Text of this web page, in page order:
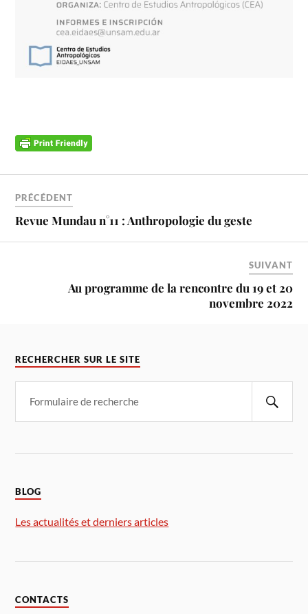
PRÉCÉDENT
Revue Mundau n°11 : Anthropologie du geste
SUIVANT
Au programme de la rencontre du 19 et 20
novembre 2022
RECHERCHER SUR LE SITE
BLOG
Les actualités et derniers articles
CONTACTS